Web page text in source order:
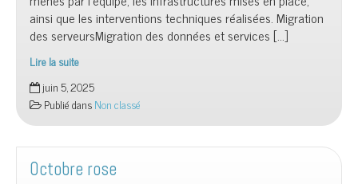
ainsi que les interventions techniques réalisées. Migration
des serveursMigration des données et services […]
Lire la suite
Le
Wiki
des
projets
du
Club
juin 5, 2025
Publié dansNon classé
Octobre rose